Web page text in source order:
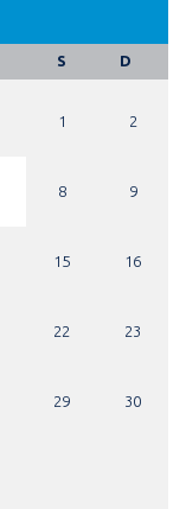
S D
1 2
8 9
15 16
22 23
29 30